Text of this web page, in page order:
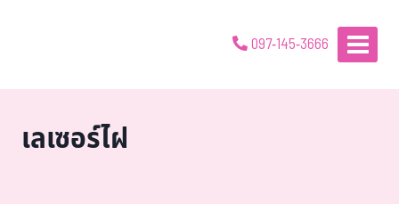
097-145-3666
เลเซอร์ไฝ